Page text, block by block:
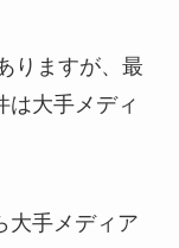
りますが、最
は大手メディ
大手メディア